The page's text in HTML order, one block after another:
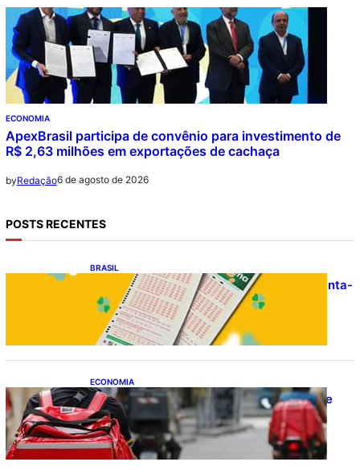
ECONOMIA
ApexBrasil participa de convênio para investimento de
R$ 2,63 milhões em exportações de cachaça
byRedação6 de agosto de 2026
POSTS RECENTES
BRASIL
Resultado da Mega-Sena 3041 nesta quinta-
feira (06/08/2026)
ECONOMIA
CAIXA e iFood facilitam financiamento de
motos e bicicletas elétricas para
entregadores